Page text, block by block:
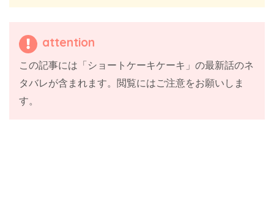
attention
この記事には「ショートケーキケーキ」の最新話のネ
タバレが含まれます。閲覧にはご注意をお願いしま
す。